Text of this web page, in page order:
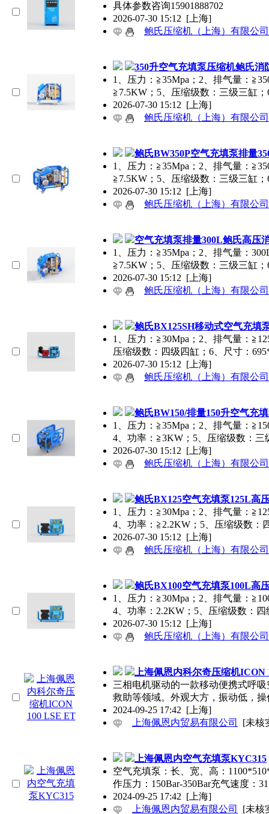
具体参数咨询15901888702
2026-07-30 15:12 [上海]
鲍氏压缩机（上海）有限公司
350升空气充填泵压缩机鲍氏消
1、压力：≧35Mpa；2、排气量：
≧7.5KW；5、压缩级数：三级三缸
2026-07-30 15:12 [上海]
鲍氏压缩机（上海）有限公司
鲍氏BW350P空气充填泵排量
1、压力：≧35Mpa；2、排气量：
≧7.5KW；5、压缩级数：三级三缸
2026-07-30 15:12 [上海]
鲍氏压缩机（上海）有限公司
空气充填泵排量300L鲍氏高压
1、压力：≧35Mpa；2、排气量：
≧7.5KW；5、压缩级数：三级三缸
2026-07-30 15:12 [上海]
鲍氏压缩机（上海）有限公司
鲍氏BX125SH移动式空气充填
1、压力：≧30Mpa；2、排气量：
压缩级数：四级四缸；6、尺寸：
2026-07-30 15:12 [上海]
鲍氏压缩机（上海）有限公司
鲍氏BW150/排量150升空气充
1、压力：≧35Mpa；2、排气量：
4、功率：≧3KW；5、压缩级数：三
2026-07-30 15:12 [上海]
鲍氏压缩机（上海）有限公司
鲍氏BX125空气充填泵125L高
1、压力：≧30Mpa；2、排气量：
4、功率：≧2.2KW；5、压缩级数：
2026-07-30 15:12 [上海]
鲍氏压缩机（上海）有限公司
鲍氏BX100空气充填泵100L高
1、压力：≧30Mpa；2、排气量：
4、功率：2.2KW；5、压缩级数：四
2026-07-30 15:12 [上海]
鲍氏压缩机（上海）有限公司
上海佩恩内科尔奇压缩机ICON
三相电机驱动的一款移动便携式呼
救助等领域。外观大方，振动低，操
2024-09-25 17:42 [上海]
上海佩恩内贸易有限公司
[未核
上海佩恩内空气充填泵KYC315
空气充填泵：长、宽、高：
作压力：150Bar-350Bar充气速度：
2024-09-25 17:42 [上海]
上海佩恩内贸易有限公司
[未核